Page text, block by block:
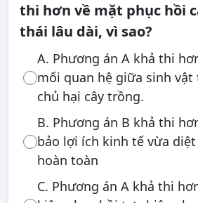
thi hơn về mặt phục hồi
thái lâu dài, vì sao?
A. Phương án A khả thi
mối quan hệ giữa sinh vật
chủ hại cây trồng.
B. Phương án B khả thi
bảo lợi ích kinh tế vừa
hoàn toàn
C. Phương án A khả thi